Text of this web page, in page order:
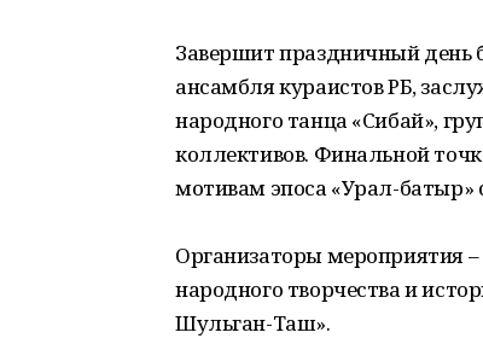
Завершит праздничный день
ансамбля кураистов РБ,
народного танца «Сибай»,
коллективов. Финальной
мотивам эпоса «Урал-батыр»
Организаторы мероприятия
народного творчества и
Шульган-Таш».